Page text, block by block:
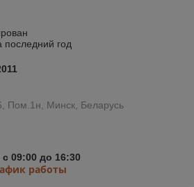
последний год
Пом.1н, Минск, Беларусь
09:00 до 16:30
работы